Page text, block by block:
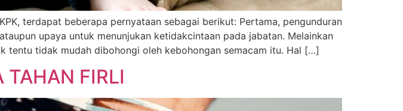
terdapat beberapa pernyataan sebagai berikut: Pertama, pengunduran
upaya untuk menunjukan ketidakcintaan pada jabatan. Melainkan
tentu tidak mudah dibohongi oleh kebohongan semacam itu. Hal […]
TAHAN FIRLI